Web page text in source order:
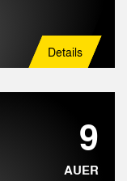
Details
9
AUER